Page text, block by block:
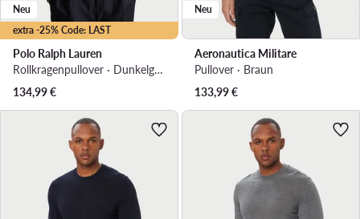
extra -25% Code: LAST
Neu
Polo Ralph Lauren
Rollkragenpullover · Dunkelgrau
134,99€
Neu
Aeronautica Militare
Pullover · Braun
133,99€